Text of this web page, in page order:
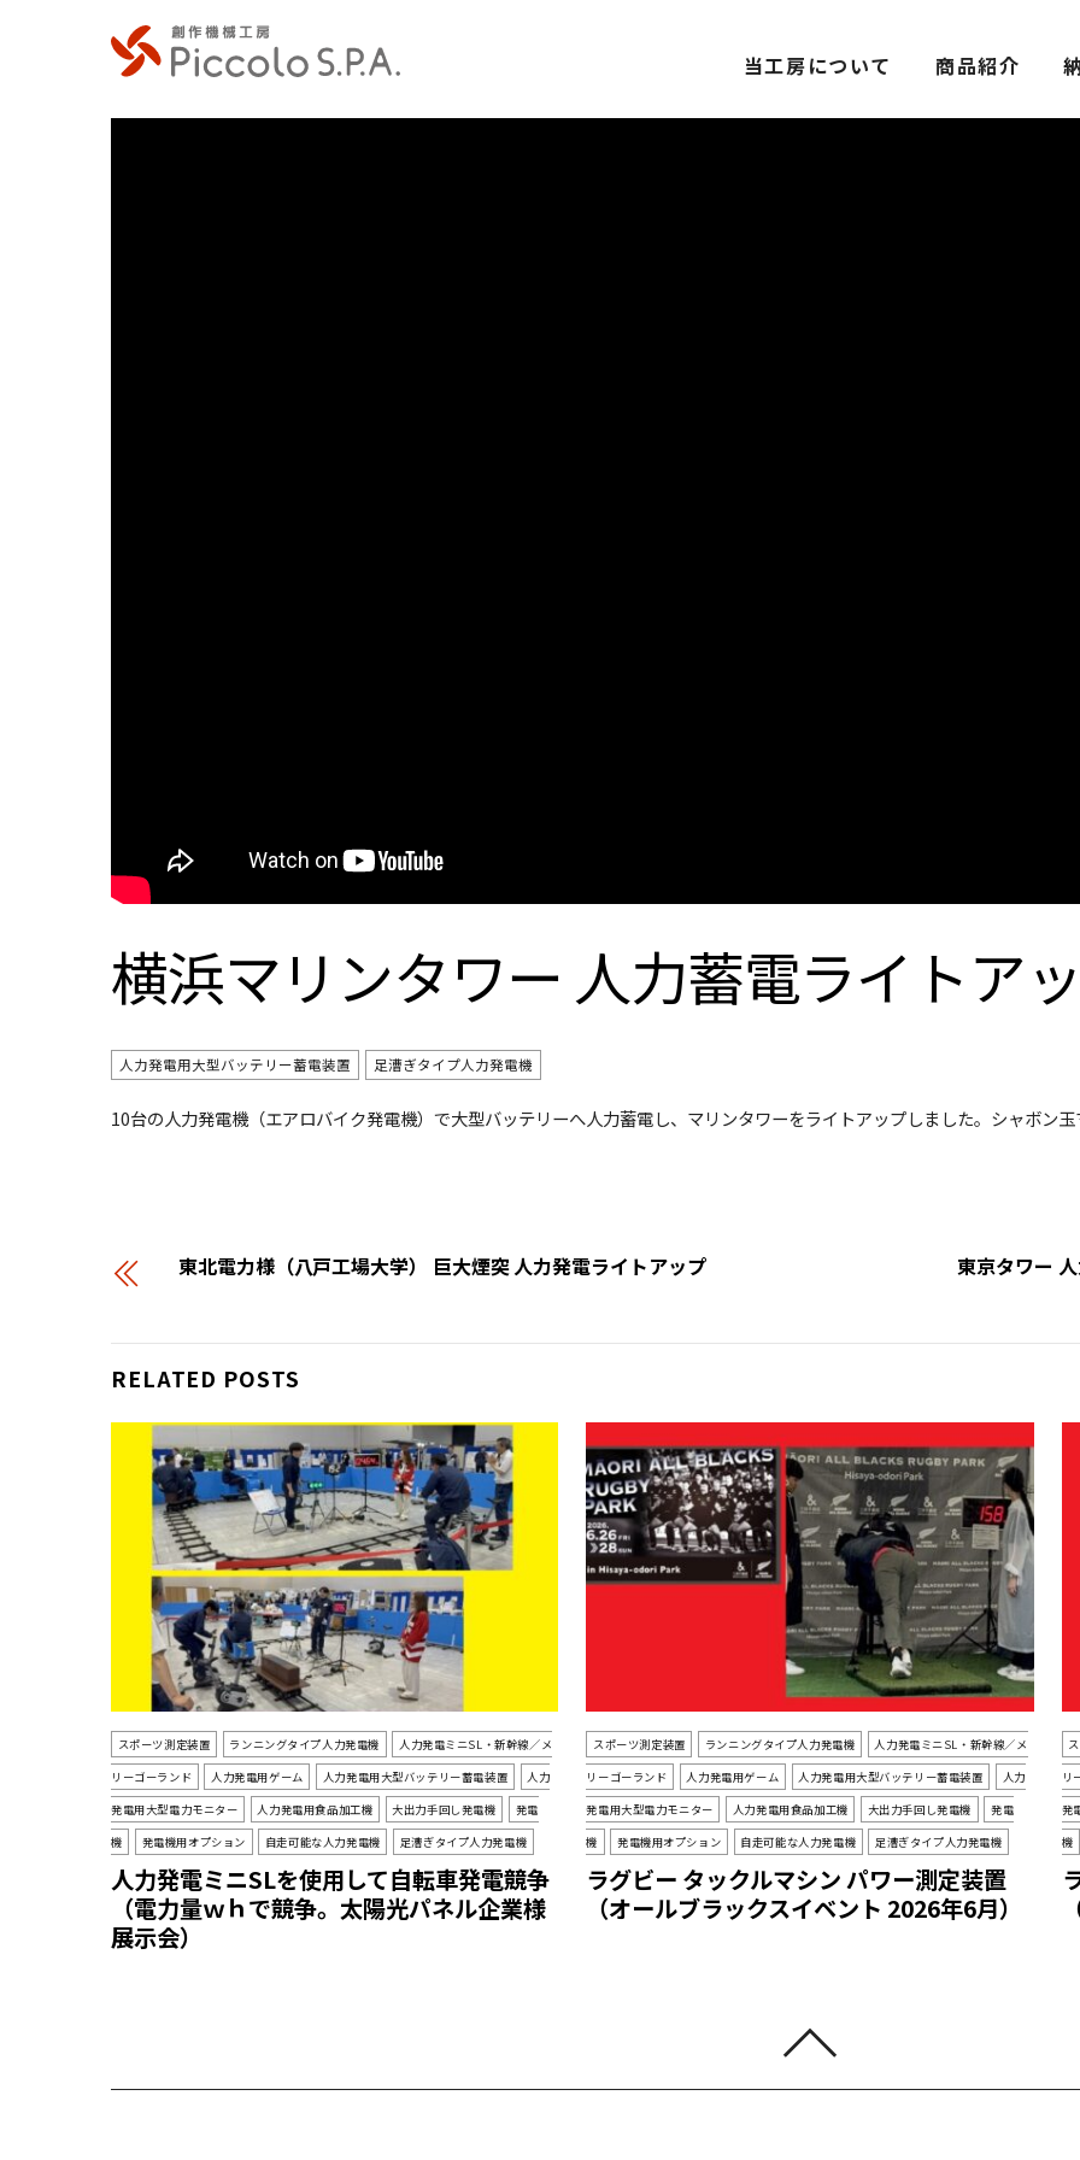
当工房について 商品紹介
横浜マリンタワー 人力蓄電ライトア
人力発電用大型バッテリー蓄電装置 足漕ぎタイプ人力発電機
10台の人力発電機（エアロバイク発電機）で大型バッテリーへ人力蓄電し、マリンタワーをライトアップしました。シャボン
東北電力様（八戸工場大学） 巨大煙突 人力発電ライトアップ 東京タワー
RELATED POSTS
スポーツ測定装置 ランニングタイプ人力発電機
人力発電ミニSL・新幹線／メ
リーゴーランド
人力発電用ゲーム 人力発電用大型バッテリー蓄電装置
人力
発電用大型電力モニター
人力発電用食品加工機 大出力手回し発電機
発電
機
発電機用オプション 自走可能な人力発電機 足漕ぎタイプ人力発電機
人力発電ミニSLを使用して自転車発電競争
（電力量ｗｈで競争。太陽光パネル企業様
展示会）
スポーツ測定装置 ランニングタイプ人力発電機
人力発電ミニSL・新幹線／メ
リーゴーランド
人力発電用ゲーム 人力発電用大型バッテリー蓄電装置
人力
発電用大型電力モニター
人力発電用食品加工機 大出力手回し発電機
発電
機
発電機用オプション 自走可能な人力発電機 足漕ぎタイプ人力発電機
ラグビー タックルマシン パワー測定装置
（オールブラックスイベント 2026年6月）
リ
発
機